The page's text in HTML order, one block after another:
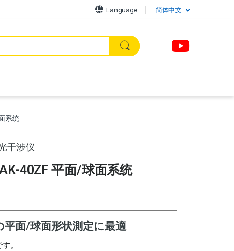
Language 简体中文
系统
干涉仪
40ZF 平面/球面系统
面/球面形状測定に最適
。